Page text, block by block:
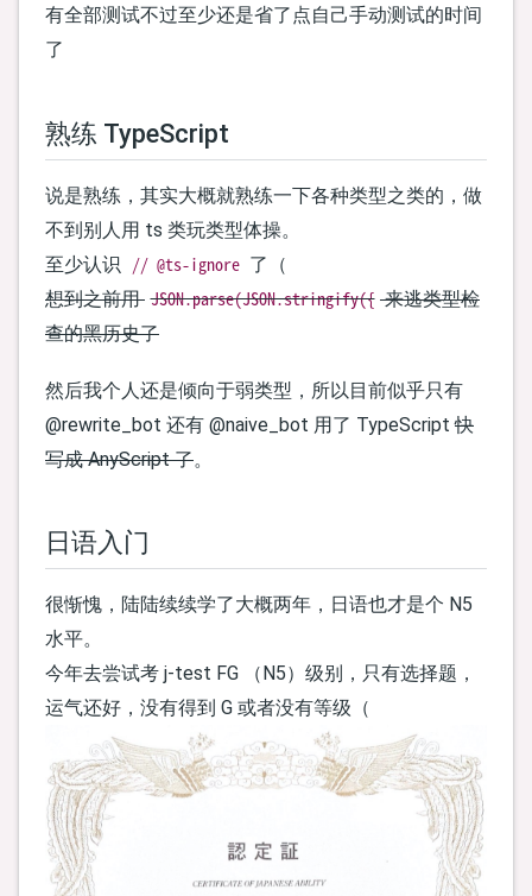
有全部测试不过至少还是省了点自己手动测试的时间
了
熟练 TypeScript
说是熟练，其实大概就熟练一下各种类型之类的，做
不到别人用 ts 类玩类型体操。
至少认识
// @ts-ignore 了（
想到之前用 JSON.parse(JSON.stringify({ 来逃类型检
查的黑历史了
然后我个人还是倾向于弱类型，所以目前似乎只有
@rewrite_bot 还有 @naive_bot 用了 TypeScript快
写成 AnyScript 了。
日语入门
很惭愧，陆陆续续学了大概两年，日语也才是个 N5
水平。
今年去尝试考 j-test FG （N5）级别，只有选择题，
运气还好，没有得到 G 或者没有等级（